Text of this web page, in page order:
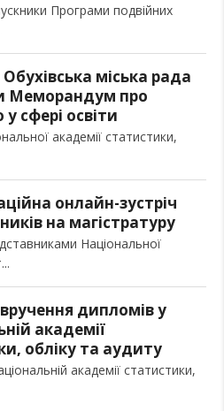
Програми подвійних
міська рада
Меморандум про
сфері освіти
академії статистики,
онлайн-зустріч
на магістратуру
Національної
дипломів у
академії
обліку та аудиту
академії статистики,